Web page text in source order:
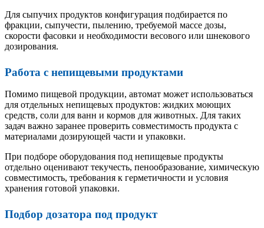
Для сыпучих продуктов конфигурация подбирается по
фракции, сыпучести, пылению, требуемой массе дозы,
скорости фасовки и необходимости весового или шнекового
дозирования.
Работа с непищевыми продуктами
Помимо пищевой продукции, автомат может использоваться
для отдельных непищевых продуктов: жидких моющих
средств, соли для ванн и кормов для животных. Для таких
задач важно заранее проверить совместимость продукта с
материалами дозирующей части и упаковки.
При подборе оборудования под непищевые продукты
отдельно оценивают текучесть, пенообразование, химическую
совместимость, требования к герметичности и условия
хранения готовой упаковки.
Подбор дозатора под продукт